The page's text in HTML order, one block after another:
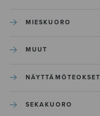
MIESKUORO
MUUT
NÄYTTÄMÖTEOKSET
SEKAKUORO